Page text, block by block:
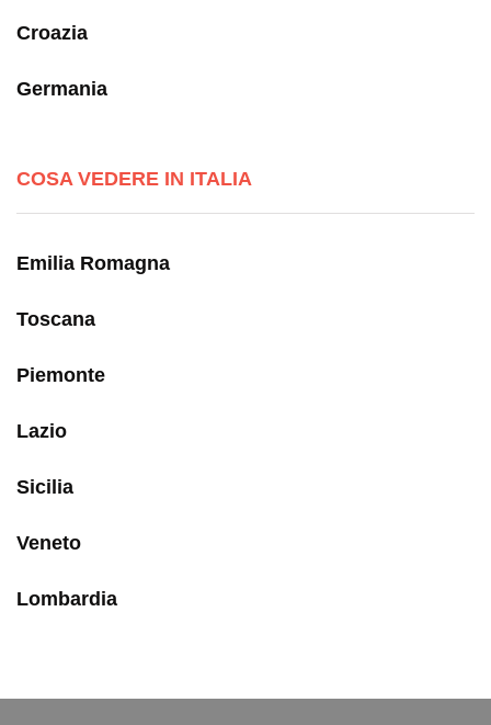
Croazia
Germania
COSA VEDERE IN ITALIA
Emilia Romagna
Toscana
Piemonte
Lazio
Sicilia
Veneto
Lombardia